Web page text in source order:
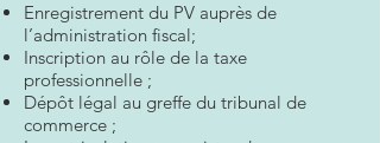
Enregistrement du PV auprès de
l’administration fiscal;
Inscription au rôle de la taxe
professionnelle ;
Dépôt légal au greffe du tribunal de
commerce ;